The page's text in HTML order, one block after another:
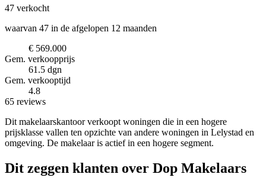
47 verkocht
waarvan 47 in de afgelopen 12 maanden
€ 569.000
Gem. verkoopprijs
61.5 dgn
Gem. verkooptijd
4.8
65 reviews
Dit makelaarskantoor verkoopt woningen die in een hogere
prijsklasse vallen ten opzichte van andere woningen in Lelystad en
omgeving. De makelaar is actief in een hogere segment.
Dit zeggen klanten over Dop Makelaars